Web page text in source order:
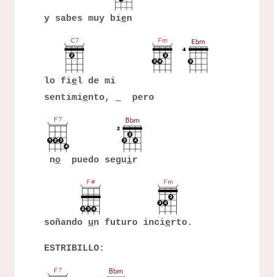
y sabes muy bien
lo fiel de mi
sentimiento, pero
nopuedo seguir
soñando un futuro incierto.
ESTRIBILLO: